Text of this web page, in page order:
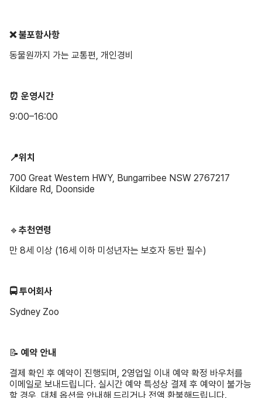
❌ 불포함사항
동물원까지 가는 교통편, 개인경비
⏰ 운영시간
9:00–16:00
📍위치
700 Great Western HWY, Bungarribee NSW 2767217
Kildare Rd, Doonside
🔹 추천연령
만 8세 이상 (16세 이하 미성년자는 보호자 동반 필수)
🚍 투어회사
Sydney Zoo
📝 ️ 예약 안내
결제 확인 후 예약이 진행되며, 2영업일 이내 예약 확정 바우처를
이메일로 보내드립니다. 실시간 예약 특성상 결제 후 예약이 불가능
할 경우, 대체 옵션을 안내해 드리거나 전액 환불해드립니다.